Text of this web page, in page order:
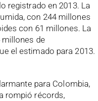
registrado en 2013. La
con 244 millones
con 61 millones. La
millones de
el estimado para 2013.
para Colombia,
rompió récords,